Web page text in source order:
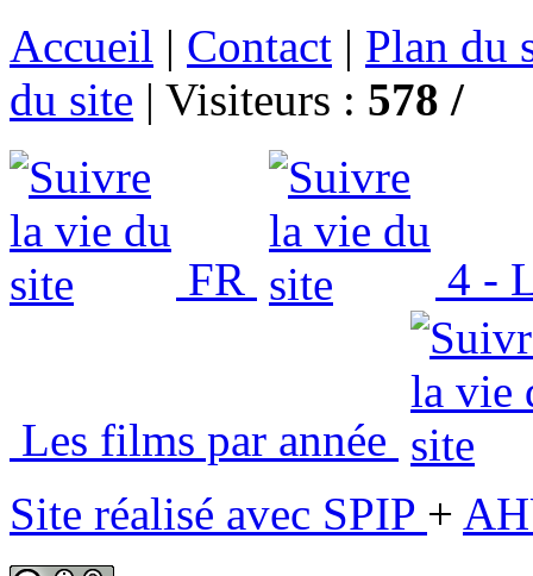
Accueil | Contact | Plan du
du site | Visiteurs : 578 /
FR 4 -
Les films par année
Site réalisé avec SPIP +